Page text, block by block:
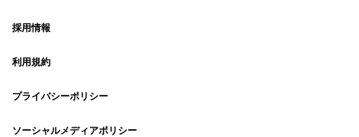
採用情報
利用規約
プライバシーポリシー
ソーシャルメディアポリシー